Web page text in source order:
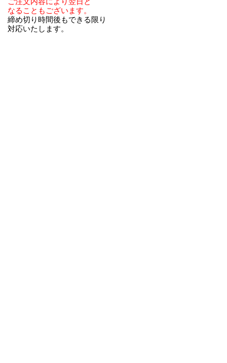
なることもございます。
締め切り時間後もできる限り
対応いたします。